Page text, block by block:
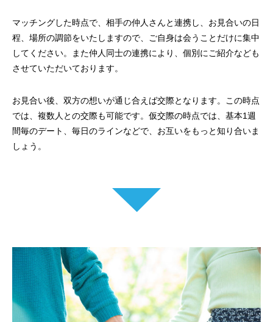
マッチングした時点で、相手の仲人さんと連携し、お見合いの日
程、場所の調節をいたしますので、ご自身は会うことだけに集中
してください。また仲人同士の連携により、個別にご紹介なども
させていただいております。
お見合い後、双方の想いが通じ合えば交際となります。この時点
では、複数人との交際も可能です。仮交際の時点では、基本1週
間毎のデート、毎日のラインなどで、お互いをもっと知り合いま
しょう。